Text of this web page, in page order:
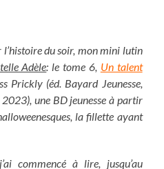
l’histoire du soir, mon mini lutin
Adèle: le tome 6, Un talent
Prickly (éd. Bayard Jeunesse,
une BD jeunesse à partir
la fillette ayant
commencé à lire, jusqu’au